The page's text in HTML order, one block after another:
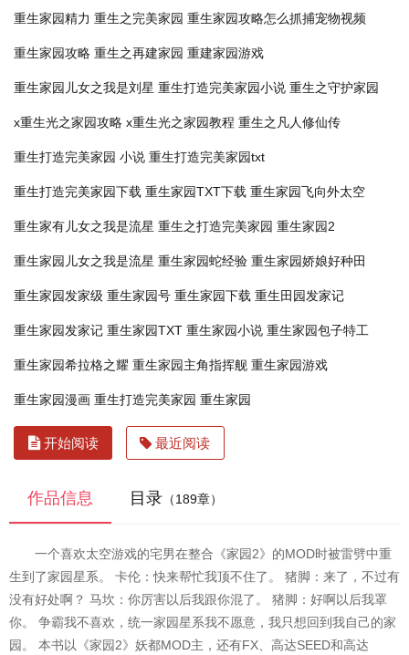
重生家园精力 重生之完美家园 重生家园攻略怎么抓捕宠物视频
重生家园攻略 重生之再建家园 重建家园游戏
重生家园儿女之我是刘星 重生打造完美家园小说 重生之守护家园
x重生光之家园攻略 x重生光之家园教程 重生之凡人修仙传
重生打造完美家园 小说 重生打造完美家园txt
重生打造完美家园下载 重生家园TXT下载 重生家园飞向外太空
重生家有儿女之我是流星 重生之打造完美家园 重生家园2
重生家园儿女之我是流星 重生家园蛇经验 重生家园娇娘好种田
重生家园发家级 重生家园号 重生家园下载 重生田园发家记
重生家园发家记 重生家园TXT 重生家园小说 重生家园包子特工
重生家园希拉格之耀 重生家园主角指挥舰 重生家园游戏
重生家园漫画 重生打造完美家园 重生家园
开始阅读 最近阅读
作品信息 目录 （189章）
一个喜欢太空游戏的宅男在整合《家园2》的MOD时被雷劈中重
生到了家园星系。 卡伦：快来帮忙我顶不住了。 猪脚：来了，不过有
没有好处啊？ 马坎：你厉害以后我跟你混了。 猪脚：好啊以后我罩
你。 争霸我不喜欢，统一家园星系我不愿意，我只想回到我自己的家
园。 本书以《家园2》妖都MOD主，还有FX、高达SEED和高达